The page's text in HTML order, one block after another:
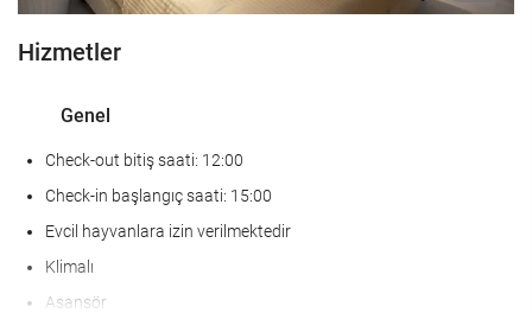
Spa
Masaj
Spor salonu
Faaliyetler
Su Sporları
Tennis
Binicilik
Hizmetler
Genel
Check-out bitiş saati: 12:00
Check-in başlangıç saati: 15:00
Evcil hayvanlara izin verilmektedir
Klimalı
Asansör